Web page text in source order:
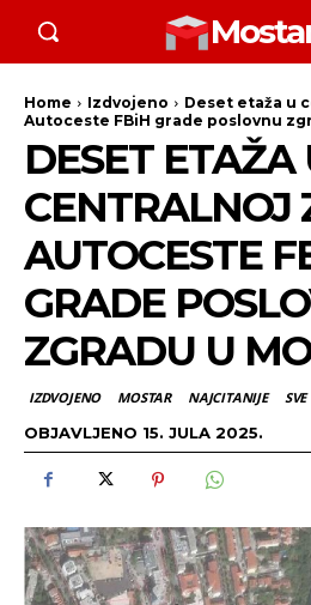
Home Izdvojeno
Deset etaža u
Autoceste FBiH grade poslovnu
DESET ETAŽA
CENTRALNOJ
AUTOCESTE
GRADE
ZGRADU U
IZDVOJENO MOSTAR NAJCITANIJE SVE
OBJAVLJENO 15. JULA 2025.